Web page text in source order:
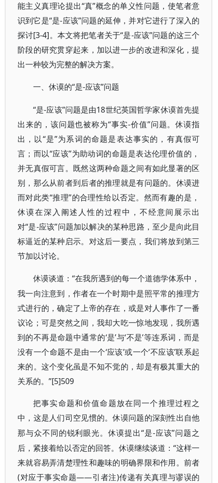
能主义真理论提出“真”概念的单义性问题，使笔者意
识到它是“是-应该”问题的延伸，并对它进行了深入的
探讨[3-4]。本文将把笔者关于“是-应该”问题的这三个
阶段的研究贯穿起来，加以进一步的改进和深化，提
出一种较为完整的解决方案。
一、休谟的“是-应该”问题
“是-应该”问题是由18世纪英国哲学家休谟首先提
出来的，该问题也被称为“事实-价值”问题。休谟指
出，以“是”为系词的命题是表达事实的，有真假可
言；而以“应该”为助动词的命题是表达伦理价值的，
并无真假可言。既然这两种命题之间有如此显著的区
别，那么从前者到后者的推理就是有问题的。休谟进
而对此类“推理”的合理性给以否定。然而有趣的是，
休谟在深入阐述人性的过程中，不经意间展示出
对“是-应该”问题加以解决的某种思路，至少是向此目
标逼近的某种启示。对这后一要点，我们将放到第三
节加以讨论。
休谟谈道：“在我所遇到的每一个道德学体系中，
我一向注意到，作者在一个时期中是照平常的推理方
式进行的，确定了上帝的存在，或是对人事作了一番
议论；可是突然之间，我却大吃一惊地发现，我所遇
到的不再是命题中通常的‘是’与‘不是’等连系词，而是
没有一个命题不是由一个‘应该’或一个‘不应该’联系起
来的。这个变化虽是不知不觉的，却是有极其重大的
关系的。”[5]509
把事实命题和价值命题放在同一个推理过程之
中，这是人们司空见惯的。休谟问题的深刻性出自他
那与众不同的锐利眼光。休谟提出“是-应该”问题之
后，紧接着给以否定的回答。休谟继续谈道：“这样一
来就容易弄清楚理性和趣味的明确界限和作用。前者
(对应于事实命题——引者注)传递有关真理与谬误的